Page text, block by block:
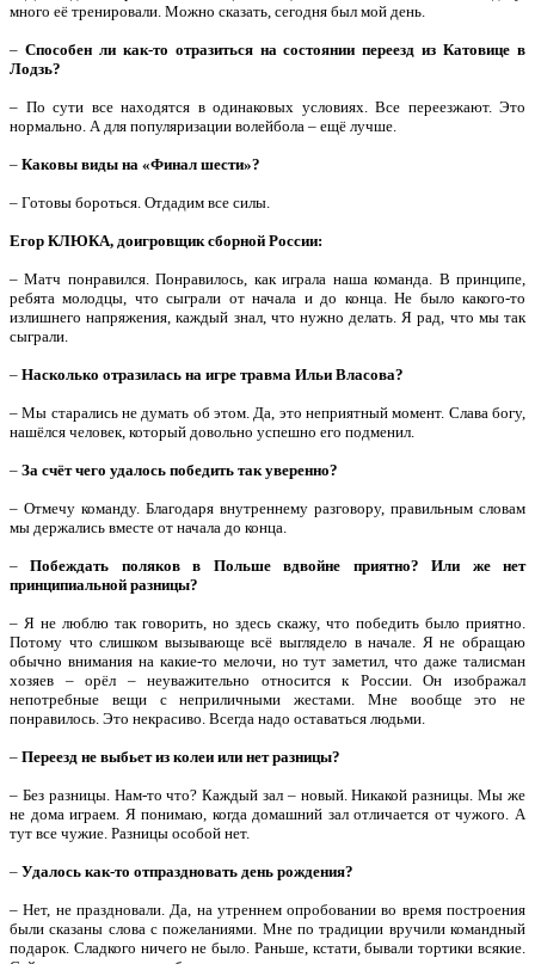
много её тренировали. Можно сказать, сегодня был мой день.
– Способен ли как-то отразиться на состоянии переезд из Катовице в
Лодзь?
– По сути все находятся в одинаковых условиях. Все переезжают. Это
нормально. А для популяризации волейбола – ещё лучше.
– Каковы виды на «Финал шести»?
– Готовы бороться. Отдадим все силы.
Егор КЛЮКА, доигровщик сборной России:
– Матч понравился. Понравилось, как играла наша команда. В принципе,
ребята молодцы, что сыграли от начала и до конца. Не было какого-то
излишнего напряжения, каждый знал, что нужно делать. Я рад, что мы так
сыграли.
– Насколько отразилась на игре травма Ильи Власова?
– Мы старались не думать об этом. Да, это неприятный момент. Слава богу,
нашёлся человек, который довольно успешно его подменил.
– За счёт чего удалось победить так уверенно?
– Отмечу команду. Благодаря внутреннему разговору, правильным словам
мы держались вместе от начала до конца.
–Побеждать поляков в Польше вдвойне приятно? Или же нет
принципиальной разницы?
– Я не люблю так говорить, но здесь скажу, что победить было приятно.
Потому что слишком вызывающе всё выглядело в начале. Я не обращаю
обычно внимания на какие-то мелочи, но тут заметил, что даже талисман
хозяев – орёл – неуважительно относится к России. Он изображал
непотребные вещи с неприличными жестами. Мне вообще это не
понравилось. Это некрасиво. Всегда надо оставаться людьми.
– Переезд не выбьет из колеи или нет разницы?
– Без разницы. Нам-то что? Каждый зал – новый. Никакой разницы. Мы же
не дома играем. Я понимаю, когда домашний зал отличается от чужого. А
тут все чужие. Разницы особой нет.
– Удалось как-то отпраздновать день рождения?
– Нет, не праздновали. Да, на утреннем опробовании во время построения
были сказаны слова с пожеланиями. Мне по традиции вручили командный
подарок. Сладкого ничего не было. Раньше, кстати, бывали тортики всякие.